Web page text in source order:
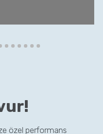
özel performans